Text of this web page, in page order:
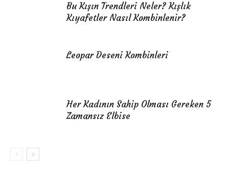
Bu Kışın Trendleri Neler? Kışlık
Kıyafetler Nasıl Kombinlenir?
Leopar Deseni Kombinleri
Her Kadının Sahip Olması Gereken 5
Zamansız Elbise